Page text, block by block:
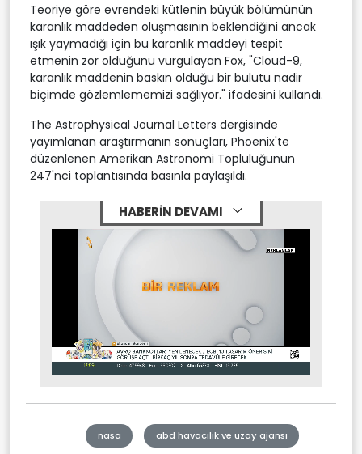
Teoriye göre evrendeki kütlenin büyük bölümünün
karanlık maddeden oluşmasının beklendiğini ancak
ışık yaymadığı için bu karanlık maddeyi tespit
etmenin zor olduğunu vurgulayan Fox, "Cloud-9,
karanlık maddenin baskın olduğu bir bulutu nadir
biçimde gözlemlememizi sağlıyor." ifadesini kullandı.
The Astrophysical Journal Letters dergisinde
yayımlanan araştırmanın sonuçları, Phoenix'te
düzenlenen Amerikan Astronomi Topluluğunun
247'nci toplantısında basınla paylaşıldı.
HABERİN DEVAMI
Mute Stream
nasa abd havacılık ve uzay ajansı